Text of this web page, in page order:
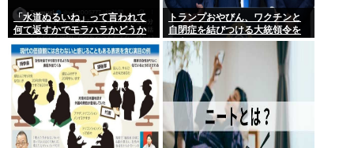
「水道ぬるいね」って言われて
何て返すかでモラハラかどうか
わかるらしいwww
トランプおやびん、ワクチンと
自閉症を結びつける大統領令を
発表へ、